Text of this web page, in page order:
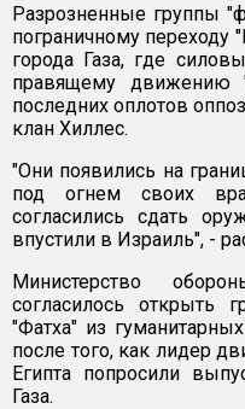
Разрозненные группы
пограничному переходу
города Газа, где
правящему движению
последних оплотов
клан Хиллес.
"Они появились на
под огнем своих
согласились сдать
впустили в Израиль", -
Министерство
согласилось открыть
"Фатха" из
после того, как лидер
Египта попросили
Газа.